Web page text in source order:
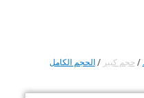
/ حجم كبير /الحجم الكامل